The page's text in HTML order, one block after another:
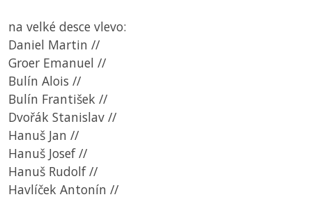
na velké desce vlevo:
Daniel Martin //
Groer Emanuel //
Bulín Alois //
Bulín František //
Dvořák Stanislav //
Hanuš Jan //
Hanuš Josef //
Hanuš Rudolf //
Havlíček Antonín //